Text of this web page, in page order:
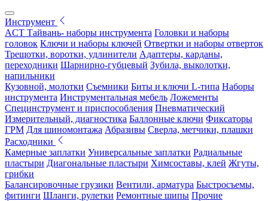
Инструмент
ACT Тайвань- наборы инструмента Головки и наборы
головок Ключи и наборы ключей Отвертки и наборы отверток
Трещотки, воротки, удлинители Адаптеры, карданы,
переходники Шарнирно-губцевый Зубила, выколотки,
напильники
Кузовной, молотки Съемники Биты и ключи L-типа Наборы
инструмента Инструментальная мебель Ложементы
Специнструмент и приспособления Пневматический
Измерительный, диагностика Баллонные ключи Фиксаторы
ГРМ Для шиномонтажа Абразивы Сверла, метчики, плашки
Расходники
Камерные заплатки Универсальные заплатки Радиальные
пластыри Диагональные пластыри Химсоставы, клей Жгуты,
грибки
Балансировочные грузики Вентили, арматура Быстросъемы,
фитинги Шланги, рулетки Ремонтные шипы Прочие